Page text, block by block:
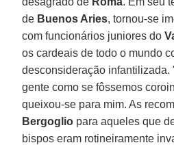
de Buenos Aries, tornou-se
com funcionários juniores do
os cardeais de todo o mundo
desconsideração infantilizada.
gente como se fôssemos
queixou-se para mim. As
Bergoglio para aqueles que
bispos eram rotineiramente